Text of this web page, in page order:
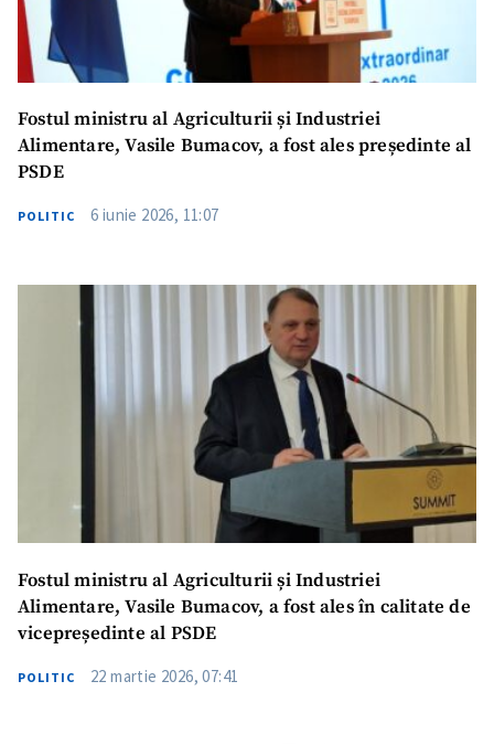
Fostul ministru al Agriculturii și Industriei
Alimentare, Vasile Bumacov, a fost ales președinte al
PSDE
POLITIC 6 iunie 2026, 11:07
Fostul ministru al Agriculturii și Industriei
Alimentare, Vasile Bumacov, a fost ales în calitate de
vicepreședinte al PSDE
POLITIC 22 martie 2026, 07:41